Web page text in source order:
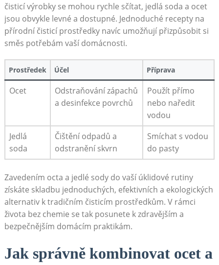
čisticí‌ výrobky se mohou rychle sčítat,⁤ jedlá ⁢soda⁣ a ocet⁣
jsou obvykle‍ levné a ⁤dostupné. ⁢Jednoduché recepty na
přírodní čisticí prostředky navíc umožňují přizpůsobit si
směs potřebám vaší⁤ domácnosti.
Prostředek Účel Příprava
Ocet
Odstraňování zápachů
a desinfekce ‍povrchů
Použít přímo⁢
nebo naředit
vodou
Jedlá
soda
Čištění odpadů⁢ a
odstranění skvrn
Smíchat s vodou
do pasty
Zavedením octa a jedlé sody do vaší úklidové⁣ rutiny
získáte ⁤skladbu jednoduchých, efektivních a ekologických
alternativ⁣ k ⁤tradičním‌ čisticím prostředkům. V rámci
života bez chemie se tak ‍posunete k zdravějším a
bezpečnějším domácím praktikám.
Jak správně ‌kombinovat ocet ‌a‌